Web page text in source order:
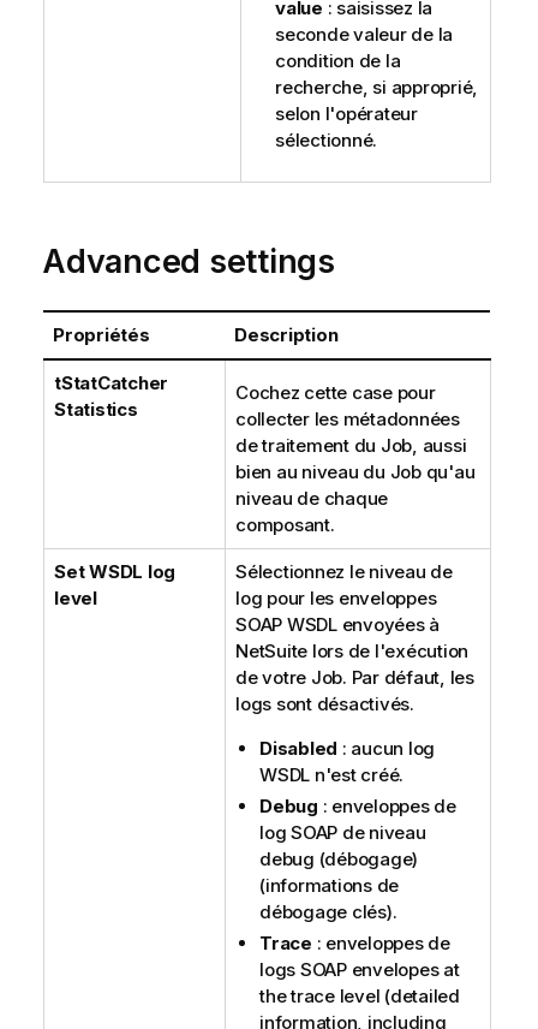
t
i
o
n
s
value : saisissez la
seconde valeur de la
condition de la
recherche, si approprié,
selon l'opérateur
sélectionné.
Advanced settings
Propriétés Description
tStatCatcher
Statistics
Cochez cette case pour
collecter les métadonnées
de traitement du Job, aussi
bien au niveau du Job qu'au
niveau de chaque
composant.
Set WSDL log
level
Sélectionnez le niveau de
log pour les enveloppes
SOAP WSDL envoyées à
NetSuite lors de l'exécution
de votre Job. Par défaut, les
logs sont désactivés.
Disabled : aucun log
WSDL n'est créé.
Debug : enveloppes de
log SOAP de niveau
debug (débogage)
(informations de
débogage clés).
Trace : enveloppes de
logs SOAP envelopes at
the trace level (detailed
information, including